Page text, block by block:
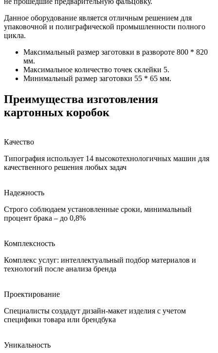
Данное оборудование является отличным решением для
упаковочной и полиграфической промышленности полного
цикла.
Максимальный размер заготовки в развороте 800 * 820
мм.
Максимальное количество точек склейки 5.
Минимальный размер заготовки 55 * 65 мм.
Преимущества изготовления
картонных коробок
Качество
Типография использует 14 высокотехнологичных машин для
качественного решения любых задач
Надежность
Строго соблюдаем установленные сроки, минимальный
процент брака – до 0,8%
Комплексность
Комплекс услуг: интеллектуальный подбор материалов и
технологий после анализа бренда
Проектирование
Специалисты создадут дизайн-макет изделия с учетом
специфики товара или брендбука
Уникальность